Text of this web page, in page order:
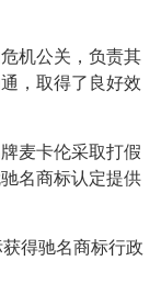
机公关，负责其
，取得了良好效
麦卡伦采取打假
名商标认定提供
得驰名商标行政